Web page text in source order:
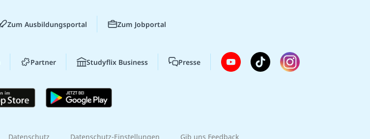
Zum Ausbildungsportal Zum Jobportal
Partner Studyflix Business Presse
Datenschutz Datenschutz-Einstellungen Gib uns Feedback